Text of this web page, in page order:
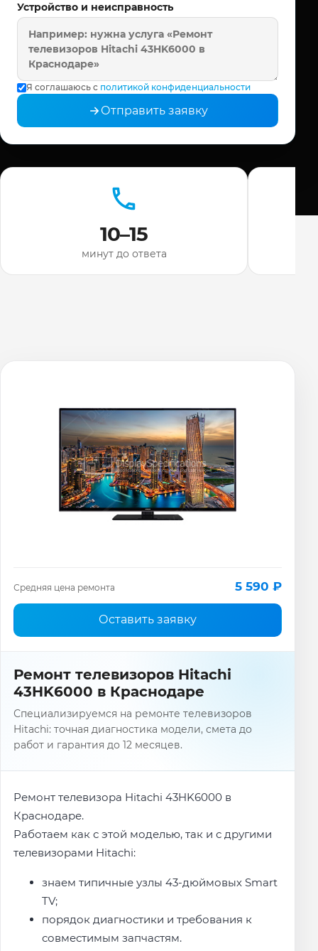
Устройство и неисправность
Я соглашаюсь с политикой конфиденциальности
Отправить заявку
10–15
минут до ответа
Средняя цена ремонта 5 590 ₽
Оставить заявку
Ремонт телевизоров Hitachi
43HK6000 в Краснодаре
Специализируемся на ремонте телевизоров
Hitachi: точная диагностика модели, смета до
работ и гарантия до 12 месяцев.
Ремонт телевизора Hitachi 43HK6000 в
Краснодаре.
Работаем как с этой моделью, так и с другими
телевизорами Hitachi:
знаем типичные узлы 43-дюймовых Smart
TV;
порядок диагностики и требования к
совместимым запчастям.